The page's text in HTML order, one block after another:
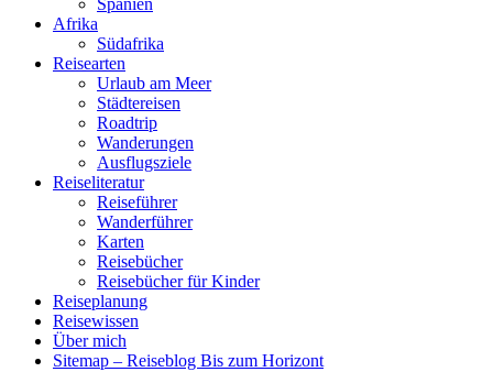
Spanien
Afrika
Südafrika
Reisearten
Urlaub am Meer
Städtereisen
Roadtrip
Wanderungen
Ausflugsziele
Reiseliteratur
Reiseführer
Wanderführer
Karten
Reisebücher
Reisebücher für Kinder
Reiseplanung
Reisewissen
Über mich
Sitemap – Reiseblog Bis zum Horizont